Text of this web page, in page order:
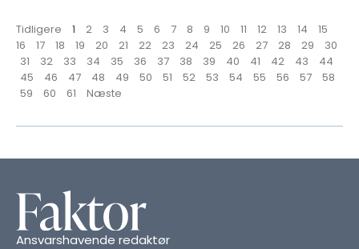
Tidligere 1 2 3 4 5 6 7 8 9 10 11 12 13 14
15
16
17 18 19 20 21 22 23 24 25 26 27 28 29
30
31
32 33 34 35 36 37 38 39 40 41 42 43
44
45
46 47 48 49 50 51 52 53 54 55 56 57
58
59
60 61 Næste
Ansvarshavende redaktør